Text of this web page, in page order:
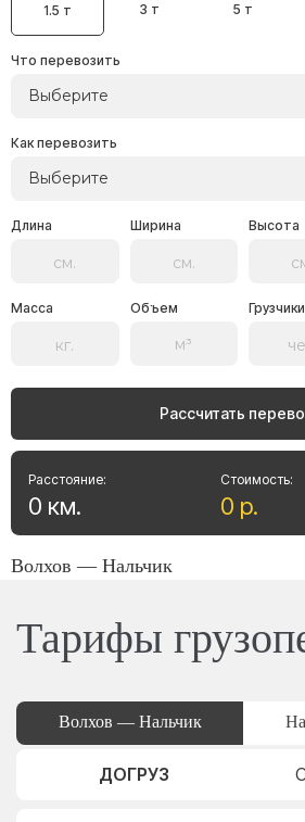
1.5 т 3 т 5 т
Что перевозить
Выберите
Как перевозить
Выберите
Длина Ширина Высота
Масса Объем Грузчики
Рассчитать
Стоимость:
0 р.
Расстояние:
0 км.
Волхов — Нальчик
Тарифы
Волхов — Нальчик
ДОГРУЗ